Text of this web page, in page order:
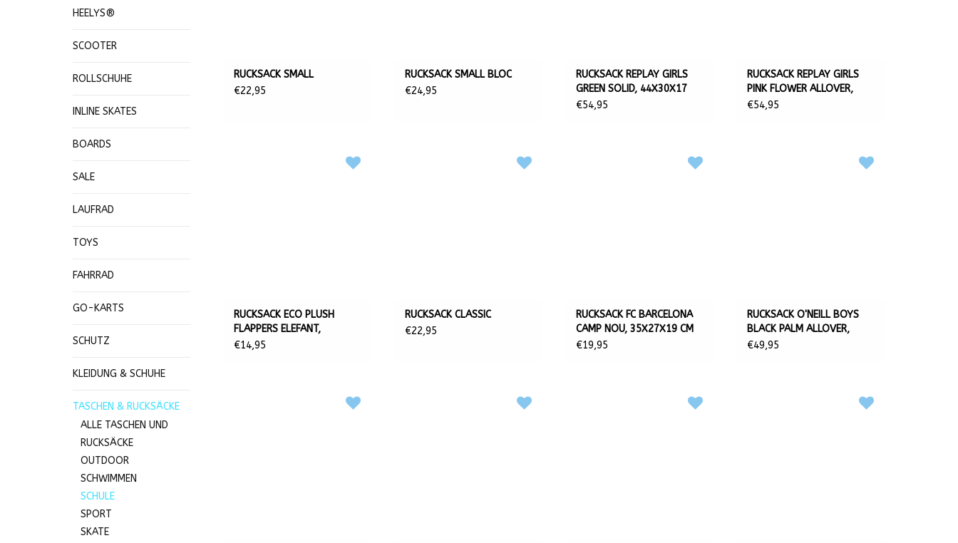
HEELYS®
SCOOTER
ROLLSCHUHE
INLINE SKATES
BOARDS
SALE
LAUFRAD
TOYS
FAHRRAD
GO-KARTS
SCHUTZ
KLEIDUNG & SCHUHE
TASCHEN & RUCKSÄCKE
ALLE TASCHEN UND
RUCKSÄCKE
OUTDOOR
SCHWIMMEN
SCHULE
SPORT
SKATE
RUCKSACK SMALL
€22,95
RUCKSACK SMALL BLOC
€24,95
RUCKSACK REPLAY GIRLS
GREEN SOLID, 44X30X17
CM
€54,95
RUCKSACK REPLAY GIRLS
PINK FLOWER ALLOVER,
44X30X17 CM
€54,95
RUCKSACK ECO PLUSH
FLAPPERS ELEFANT,
30X25X18 CM
€14,95
RUCKSACK CLASSIC
€22,95
RUCKSACK FC BARCELONA
CAMP NOU, 35X27X19 CM
€19,95
RUCKSACK O'NEILL BOYS
BLACK PALM ALLOVER,
45X33X18 CM
€49,95